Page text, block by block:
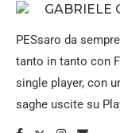
GABRIELE
PESsaro da
tanto in tanto con
single player, con
saghe uscite su